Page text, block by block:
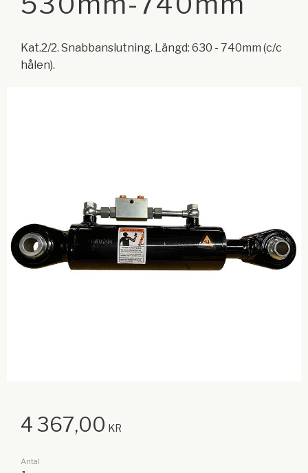
Kat.2/2. Snabbanslutning. Längd: 630 - 740mm (c/c
hålen).
4 367,00 KR
Antal